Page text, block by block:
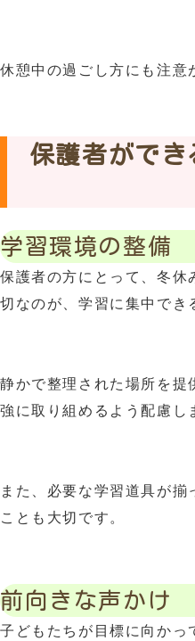
休憩中の過ごし方にも注意
保護者がで
学習環境の整備
保護者の方にとって、冬休
切なのが、学習に集中でき
静かで整理された場所を提
強に取り組めるよう配慮し
また、必要な学習道具が
ことも大切です。
前向きな声かけ
子どもたちが目標に向かっ